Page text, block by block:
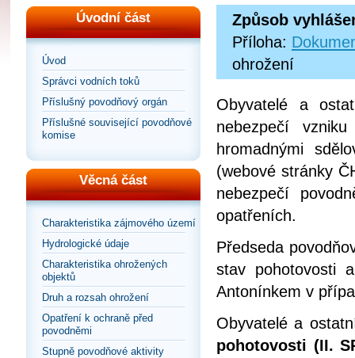
Úvodní část
Úvod
Správci vodních toků
Příslušný povodňový orgán
Příslušné související povodňové
komise
Věcná část
Charakteristika zájmového území
Hydrologické údaje
Charakteristika ohrožených
objektů
Druh a rozsah ohrožení
Opatření k ochraně před
povodněmi
Stupně povodňové aktivity
Způsob
Příloha:
ohrožení
Obyvatelé a
nebezpečí
hromadnými
(webové stránky
nebezpečí
opatřeních.
Předseda
stav pohotovosti
Antonínkem v
Obyvatelé a
pohotovosti (II.